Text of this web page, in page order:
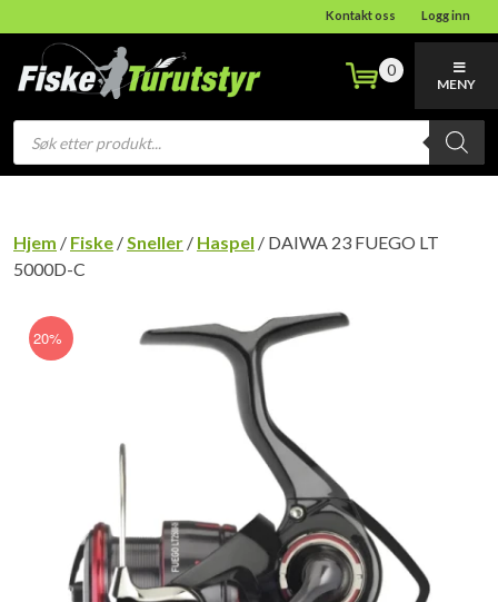
Kontakt oss Logg inn
Products
search
0
MENY
Hjem / Fiske /Sneller / Haspel / DAIWA 23 FUEGO LT
5000D-C
20%